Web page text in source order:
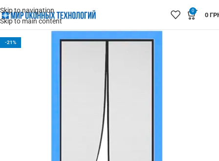
Skip to navigation
Skip to main content
0
0
-21%